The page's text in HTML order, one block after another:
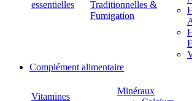
essentielles
Traditionnelles &
Fumigation
Complément alimentaire
Vitamines
Minéraux